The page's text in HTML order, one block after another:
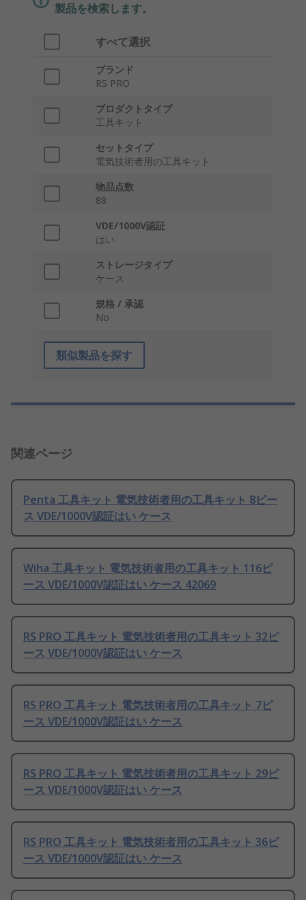
製品を検索します。
すべて選択
ブランド
RS PRO
プロダクトタイプ
工具キット
セットタイプ
電気技術者用の工具キット
物品点数
88
VDE/1000V認証
はい
ストレージタイプ
ケース
規格 / 承認
No
類似製品を探す
関連ページ
Penta 工具キット 電気技術者用の工具キット 8ピー
ス VDE/1000V認証はい ケース
Wiha 工具キット 電気技術者用の工具キット 116ピ
ース VDE/1000V認証はい ケース 42069
RS PRO 工具キット 電気技術者用の工具キット 32ピ
ース VDE/1000V認証はい ケース
RS PRO 工具キット 電気技術者用の工具キット 7ピ
ース VDE/1000V認証はい ケース
RS PRO 工具キット 電気技術者用の工具キット 29ピ
ース VDE/1000V認証はい ケース
RS PRO 工具キット 電気技術者用の工具キット 36ピ
ース VDE/1000V認証はい ケース